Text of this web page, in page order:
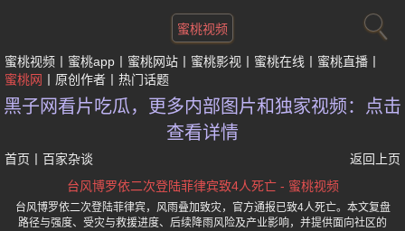
蜜桃视频
蜜桃视频 蜜桃app 蜜桃网站 蜜桃影视 蜜桃在线
蜜桃直播
蜜桃网
原创作者 热门话题
黑子网看片吃瓜，更多内部图片和独家视频：点击
查看详情
首页 百家杂谈
返回上页
台风博罗依二次登陆菲律宾致4人死亡 - 蜜桃视频
台风博罗依二次登陆菲律宾，风雨叠加致灾，官方通报已致4人死亡。本文复盘
路径与强度、受灾与救援进度、后续降雨风险及产业影响，并提供面向社区的